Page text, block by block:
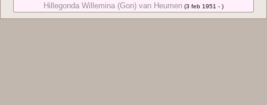
Hillegonda Willemina (Gon) van Heumen (3 feb 1951 - )